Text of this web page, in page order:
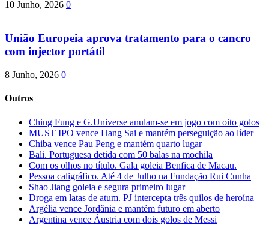
10 Junho, 2026 0
União Europeia aprova tratamento para o cancro
com injector portátil
8 Junho, 2026 0
Outros
Ching Fung e G.Universe anulam-se em jogo com oito golos
MUST IPO vence Hang Sai e mantém perseguição ao líder
Chiba vence Pau Peng e mantém quarto lugar
Bali. Portuguesa detida com 50 balas na mochila
Com os olhos no título. Gala goleia Benfica de Macau.
Pessoa caligráfico. Até 4 de Julho na Fundação Rui Cunha
Shao Jiang goleia e segura primeiro lugar
Droga em latas de atum. PJ intercepta três quilos de heroína
Argélia vence Jordânia e mantém futuro em aberto
Argentina vence Áustria com dois golos de Messi